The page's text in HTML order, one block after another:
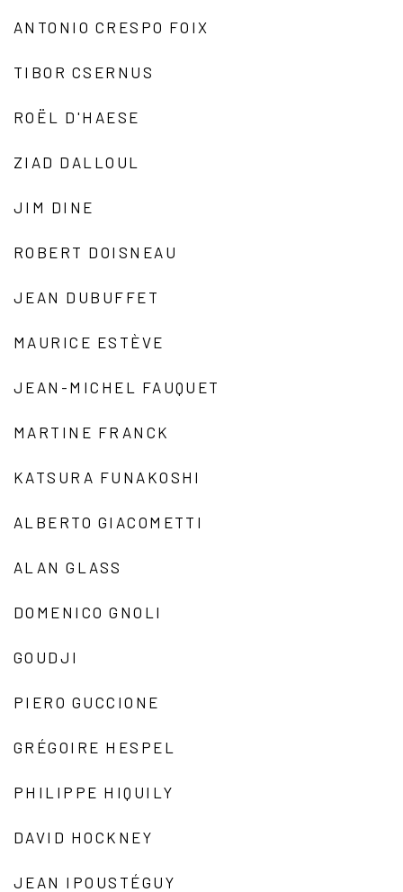
ANTONIO CRESPO FOIX
TIBOR CSERNUS
ROËL D'HAESE
ZIAD DALLOUL
JIM DINE
ROBERT DOISNEAU
JEAN DUBUFFET
MAURICE ESTÈVE
JEAN-MICHEL FAUQUET
MARTINE FRANCK
KATSURA FUNAKOSHI
ALBERTO GIACOMETTI
ALAN GLASS
DOMENICO GNOLI
GOUDJI
PIERO GUCCIONE
GRÉGOIRE HESPEL
PHILIPPE HIQUILY
DAVID HOCKNEY
JEAN IPOUSTÉGUY